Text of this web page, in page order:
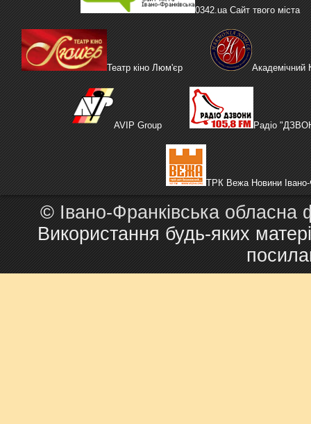
0342.ua Сайт твого міста
Театр кіно Люм'єр Академічний
AVIP Group Радіо
ТРК Вежа Новини Івано-
© Івано-Франківська обласна
Використання будь-яких